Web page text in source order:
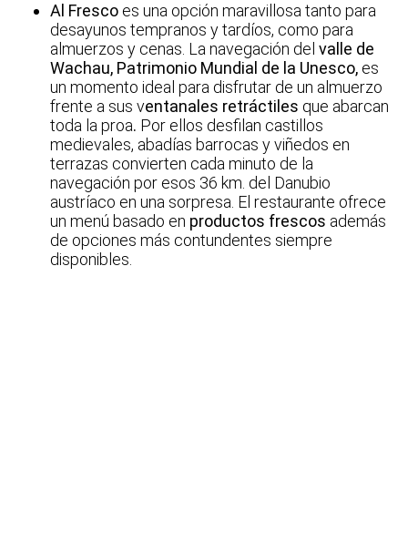
Al Fresco es una opción maravillosa tanto para
desayunos tempranos y tardíos, como para
almuerzos y cenas. La navegación del valle de
Wachau, Patrimonio Mundial de la Unesco, es
un momento ideal para disfrutar de un almuerzo
frente a sus ventanales retráctiles que abarcan
toda la proa. Por ellos desfilan castillos
medievales, abadías barrocas y viñedos en
terrazas convierten cada minuto de la
navegación por esos 36 km. del Danubio
austríaco en una sorpresa. El restaurante ofrece
un menú basado en productos frescos además
de opciones más contundentes siempre
disponibles.